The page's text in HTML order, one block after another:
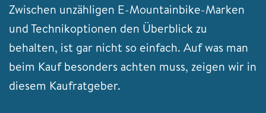
Zwischen unzähligen E-Mountainbike-Marken
und Technikoptionen den Überblick zu
behalten, ist gar nicht so einfach. Auf was man
beim Kauf besonders achten muss, zeigen wir in
diesem Kaufratgeber.